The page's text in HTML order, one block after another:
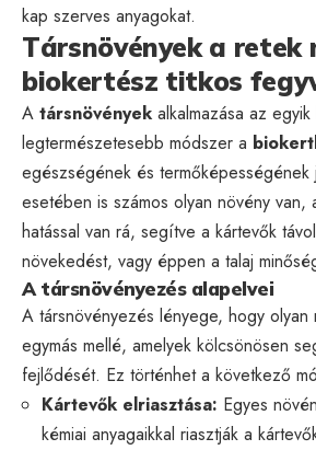
kap szerves anyagokat.
Társnövények a retek
biokertész titkos
A társnövények alkalmazása az
legtermészetesebb módszer a
egészségének és
esetében is számos olyan növény van,
hatással van rá, segítve a kártevők
növekedést, vagy éppen a talaj
A társnövényezés alapelvei
A társnövényezés lényege, hogy olyan
egymás mellé, amelyek kölcsönösen
fejlődését. Ez történhet a következő
Kártevők elriasztása: Egyes
kémiai anyagaikkal riasztják a